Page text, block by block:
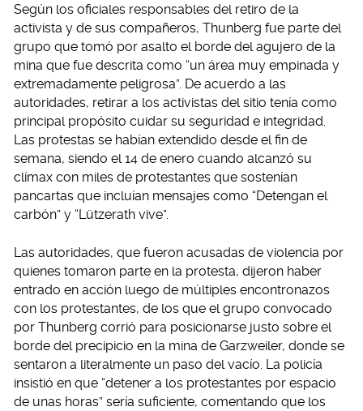
Según los oficiales responsables del retiro de la
activista y de sus compañeros, Thunberg fue parte del
grupo que tomó por asalto el borde del agujero de la
mina que fue descrita como “un área muy empinada y
extremadamente peligrosa”. De acuerdo a las
autoridades, retirar a los activistas del sitio tenía como
principal propósito cuidar su seguridad e integridad.
Las protestas se habían extendido desde el fin de
semana, siendo el 14 de enero cuando alcanzó su
clímax con miles de protestantes que sostenían
pancartas que incluían mensajes como “Detengan el
carbón” y “Lützerath vive”.
Las autoridades, que fueron acusadas de violencia por
quienes tomaron parte en la protesta, dijeron haber
entrado en acción luego de múltiples encontronazos
con los protestantes, de los que el grupo convocado
por Thunberg corrió para posicionarse justo sobre el
borde del precipicio en la mina de Garzweiler, donde se
sentaron a literalmente un paso del vacío. La policía
insistió en que “detener a los protestantes por espacio
de unas horas” sería suficiente, comentando que los